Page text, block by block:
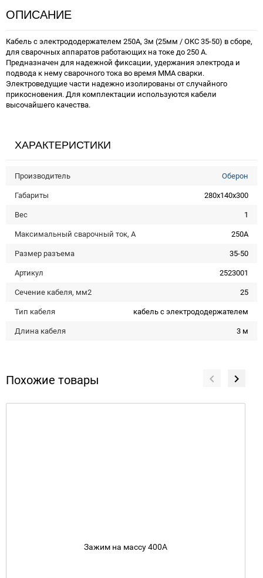
ОПИСАНИЕ
Кабель с электрододержателем 250А, 3м (25мм / ОКС 35-50) в сборе,
для сварочных аппаратов работающих на токе до 250 А.
Предназначен для надежной фиксации, удержания электрода и
подвода к нему сварочного тока во время MMA сварки.
Электроведущие части надежно изолированы от случайного
прикосновения. Для комплектации используются кабели
высочайшего качества.
ХАРАКТЕРИСТИКИ
Производитель Оберон
Габариты 280х140х300
Вес 1
Максимальный сварочный ток, А 250А
Размер разъема 35-50
Артикул 2523001
Сечение кабеля, мм2 25
Тип кабеля кабель с электрододержателем
Длина кабеля 3 м
Похожие товары
Зажим на массу 400А